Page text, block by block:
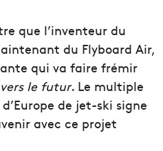
que l’inventeur du
du Flyboard Air,
qui va faire frémir
le futur. Le multiple
de jet-ski signe
avec ce projet